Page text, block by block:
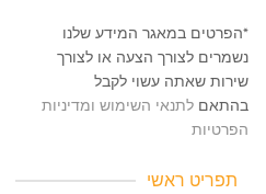
*הפרטים במאגר המידע שלנו
נשמרים לצורך הצעה או לצורך
שירות שאתה עשוי לקבל
בהתאםלתנאי השימוש ומדיניות
הפרטיות
תפריט ראשי